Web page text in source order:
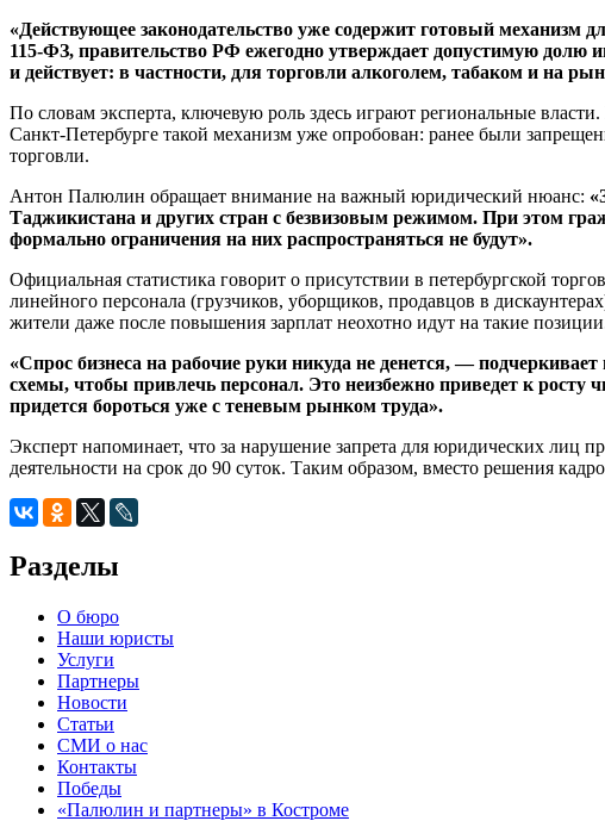
«Действующее законодательство уже содержит готовый
115-ФЗ, правительство РФ ежегодно утверждает допустимую долю
и действует: в частности, для торговли алкоголем, табаком и на
По словам эксперта, ключевую роль здесь играют региональные
Санкт-Петербурге такой механизм уже опробован: ранее были
торговли.
Антон Палюлин обращает внимание на важный юридический нюанс:
Таджикистана и других стран с безвизовым режимом. При этом
формально ограничения на них распространяться не будут».
Официальная статистика говорит о присутствии в петербургской
линейного персонала (грузчиков, уборщиков, продавцов в
жители даже после повышения зарплат неохотно идут на такие
«Спрос бизнеса на рабочие руки никуда не денется, —
схемы, чтобы привлечь персонал. Это неизбежно приведет к
придется бороться уже с теневым рынком труда».
Эксперт напоминает, что за нарушение запрета для юридических лиц
деятельности на срок до 90 суток. Таким образом, вместо решения
Разделы
О бюро
Наши юристы
Услуги
Партнеры
Новости
Статьи
СМИ о нас
Контакты
Победы
«Палюлин и партнеры» в Костроме